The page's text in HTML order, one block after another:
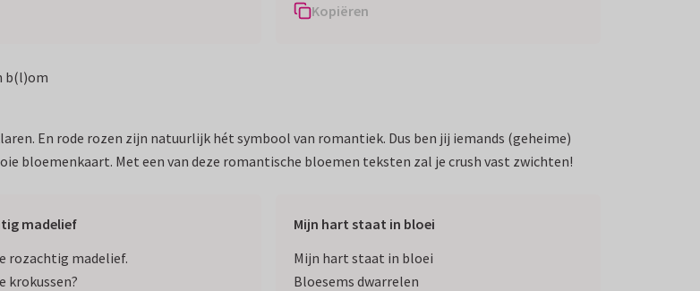
Kopiëren
b(l)om
En rode rozen zijn natuurlijk hét symbool van romantiek. Dus ben jij iemands (geheime)
bloemenkaart. Met een van deze romantische bloemen teksten zal je crush vast zwichten!
madelief
rozachtig madelief.
krokussen?
Mijn hart staat in bloei
Mijn hart staat in bloei
Bloesems dwarrelen